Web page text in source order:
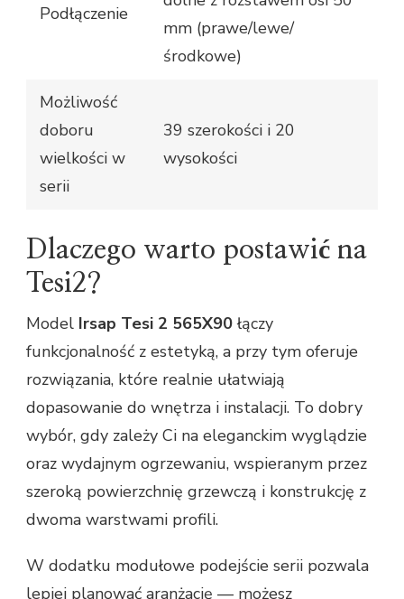
Podłączenie
mm (prawe/lewe/
środkowe)
Możliwość
doboru
wielkości w
serii
39 szerokości i 20
wysokości
Dlaczego warto postawić na
Tesi2?
Model Irsap Tesi 2 565X90łączy
funkcjonalność z estetyką, a przy tym oferuje
rozwiązania, które realnie ułatwiają
dopasowanie do wnętrza i instalacji. To dobry
wybór, gdy zależy Ci na eleganckim wyglądzie
oraz wydajnym ogrzewaniu, wspieranym przez
szeroką powierzchnię grzewczą i konstrukcję z
dwoma warstwami profili.
W dodatku modułowe podejście serii pozwala
lepiej planować aranżację — możesz